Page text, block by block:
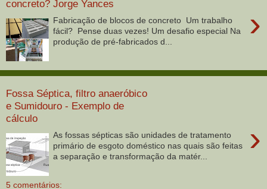
concreto? Jorge Yances
›
Fabricação de blocos de concreto Um trabalho
fácil? Pense duas vezes! Um desafio especial Na
produção de pré-fabricados d...
Fossa Séptica, filtro anaeróbico
e Sumidouro - Exemplo de
cálculo
›
As fossas sépticas são unidades de tratamento
primário de esgoto doméstico nas quais são feitas
a separação e transformação da matér...
5 comentários: